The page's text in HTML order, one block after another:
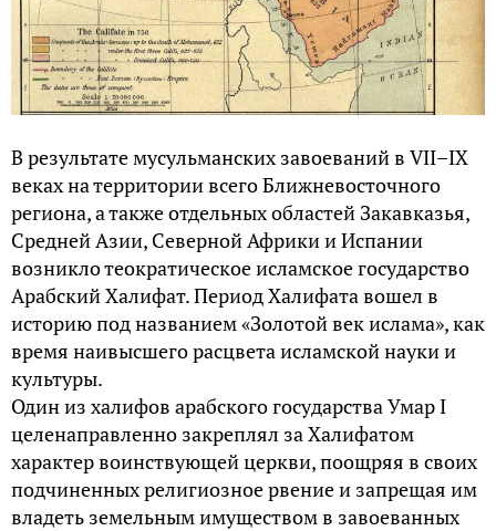
В результате мусульманских завоеваний в VII–IX
веках на территории всего Ближневосточного
региона, а также отдельных областей Закавказья,
Средней Азии, Северной Африки и Испании
возникло теократическое исламское государство
Арабский Халифат. Период Халифата вошел в
историю под названием «Золотой век ислама», как
время наивысшего расцвета исламской науки и
культуры.
Один из халифов арабского государства Умар I
целенаправленно закреплял за Халифатом
характер воинствующей церкви, поощряя в своих
подчиненных религиозное рвение и запрещая им
владеть земельным имуществом в завоеванных